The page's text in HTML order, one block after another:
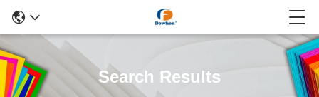
Search Results